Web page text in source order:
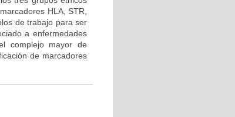
HLA, STR,
de trabajo para ser
a enfermedades
complejo mayor de
de marcadores